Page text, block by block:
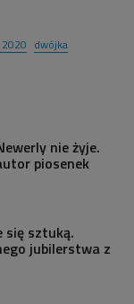
dwójka
nie żyje.
piosenek
sztuką.
jubilerstwa z